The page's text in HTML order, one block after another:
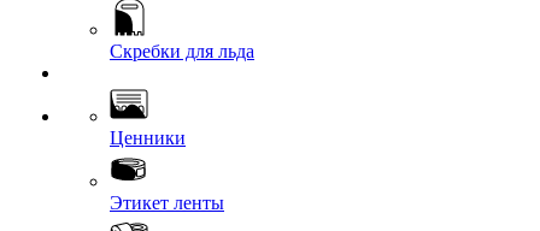
Скребки для льда
Ценники
Этикет ленты